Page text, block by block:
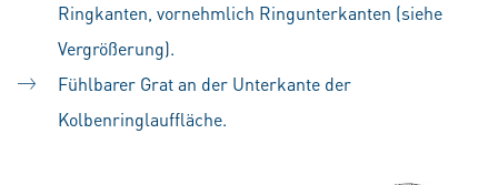
Ringkanten, vornehmlich Ringunterkanten (siehe
Vergrößerung).
Fühlbarer Grat an der Unterkante der
Kolbenringlauffläche.